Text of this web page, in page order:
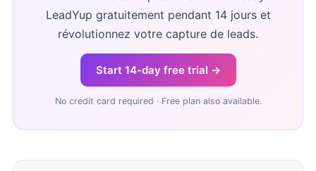
LeadYup gratuitement pendant 14 jours et
révolutionnez votre capture de leads.
Start 14-day free trial →
No credit card required · Free plan also available.